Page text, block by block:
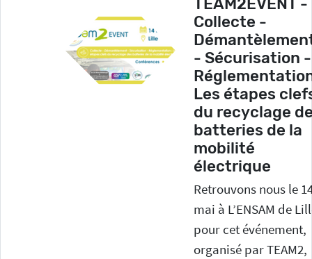
Collecte -
- Sécurisation -
Les étapes
du recyclage
batteries de la
mobilité
électrique
Retrouvons nous le
mai à L’ENSAM de
pour cet événement,
organisé par TEAM2,